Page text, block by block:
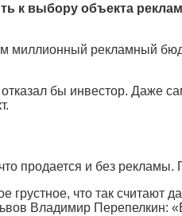
к выбору объекта
миллионный рекламный
бы инвестор. Даже
продается и без рекламы.
что так считают
Владимир